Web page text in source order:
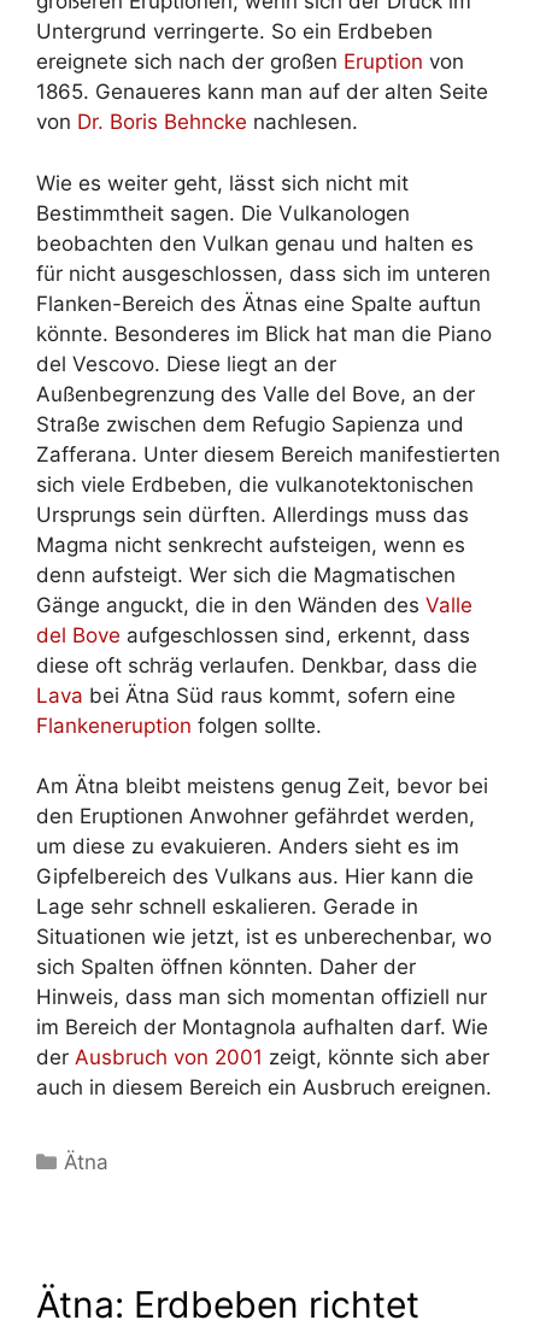
Untergrund verringerte. So ein Erdbeben
ereignete sich nach der großen Eruption von
1865. Genaueres kann man auf der alten Seite
von Dr. Boris Behncke nachlesen.
Wie es weiter geht, lässt sich nicht mit
Bestimmtheit sagen. Die Vulkanologen
beobachten den Vulkan genau und halten es
für nicht ausgeschlossen, dass sich im unteren
Flanken-Bereich des Ätnas eine Spalte auftun
könnte. Besonderes im Blick hat man die Piano
del Vescovo. Diese liegt an der
Außenbegrenzung des Valle del Bove, an der
Straße zwischen dem Refugio Sapienza und
Zafferana. Unter diesem Bereich manifestierten
sich viele Erdbeben, die vulkanotektonischen
Ursprungs sein dürften. Allerdings muss das
Magma nicht senkrecht aufsteigen, wenn es
denn aufsteigt. Wer sich die Magmatischen
Gänge anguckt, die in den Wänden des Valle
del Bove aufgeschlossen sind, erkennt, dass
diese oft schräg verlaufen. Denkbar, dass die
Lava bei Ätna Süd raus kommt, sofern eine
Flankeneruption folgen sollte.
Am Ätna bleibt meistens genug Zeit, bevor bei
den Eruptionen Anwohner gefährdet werden,
um diese zu evakuieren. Anders sieht es im
Gipfelbereich des Vulkans aus. Hier kann die
Lage sehr schnell eskalieren. Gerade in
Situationen wie jetzt, ist es unberechenbar, wo
sich Spalten öffnen könnten. Daher der
Hinweis, dass man sich momentan offiziell nur
im Bereich der Montagnola aufhalten darf. Wie
der Ausbruch von 2001 zeigt, könnte sich aber
auch in diesem Bereich ein Ausbruch ereignen.
Kategorien
Ätna
Ätna: Erdbeben richtet